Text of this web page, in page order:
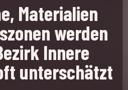
Materialien
werden
Innere
unterschätzt